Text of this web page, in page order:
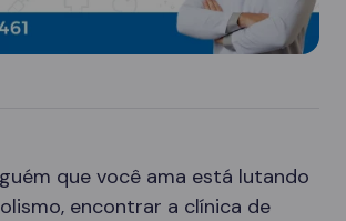
que você ama está lutando
encontrar a clínica de